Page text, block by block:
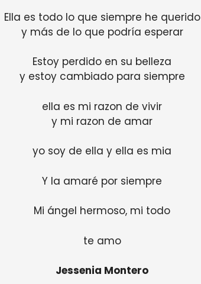
Ella es todo lo que siempre he querido
y más de lo que podría esperar
Estoy perdido en su belleza
y estoy cambiado para siempre
ella es mi razon de vivir
y mi razon de amar
yo soy de ella y ella es mia
Y la amaré por siempre
Mi ángel hermoso, mi todo
te amo
Jessenia Montero